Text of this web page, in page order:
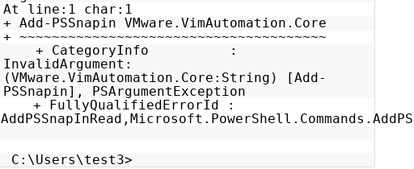
At line:1 char:1
+ Add-PSSnapin VMware.VimAutomation.Core
+ ~~~~~~~~~~~~~~~~~~~~~~~~~~~~~~~~~~~~~~
+ CategoryInfo :
InvalidArgument:
(VMware.VimAutomation.Core:String) [Add-
PSSnapin], PSArgumentException
+ FullyQualifiedErrorId :
C:\Users\test3>